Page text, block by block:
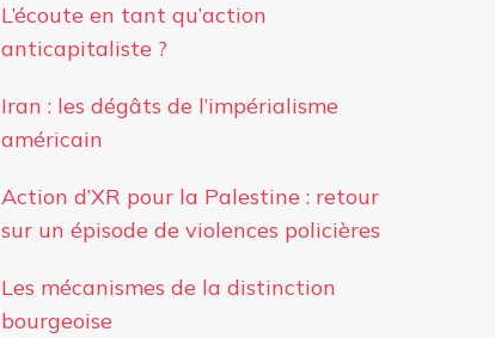
L’écoute en tant qu’action
anticapitaliste ?
Iran : les dégâts de l’impérialisme
américain
Action d’XR pour la Palestine : retour
sur un épisode de violences policières
Les mécanismes de la distinction
bourgeoise